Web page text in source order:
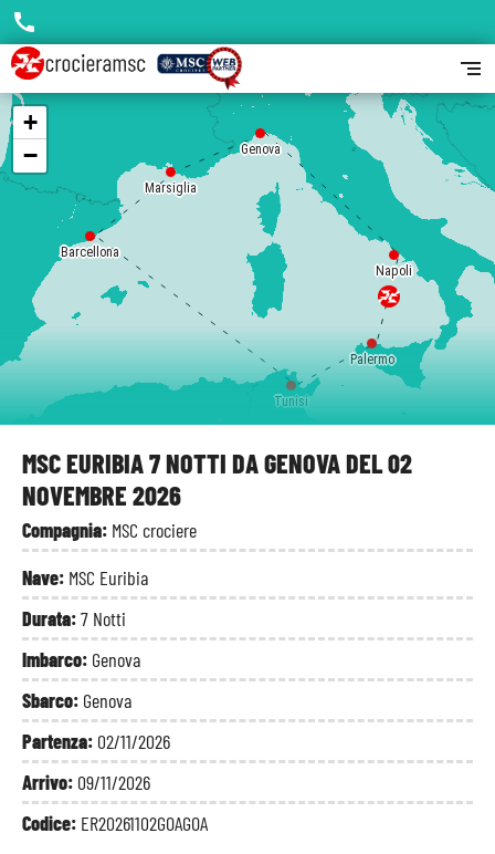
MSC EURIBIA 7 NOTTI DA GENOVA DEL 02
NOVEMBRE 2026
Compagnia: MSC crociere
Nave: MSC Euribia
Durata:7 Notti
Imbarco: Genova
Sbarco: Genova
Partenza: 02/11/2026
Arrivo: 09/11/2026
Codice: ER20261102GOAGOA
Genova
Napoli
Palermo
Tunisi
Barcellona
Marsiglia
+
−
call
segment